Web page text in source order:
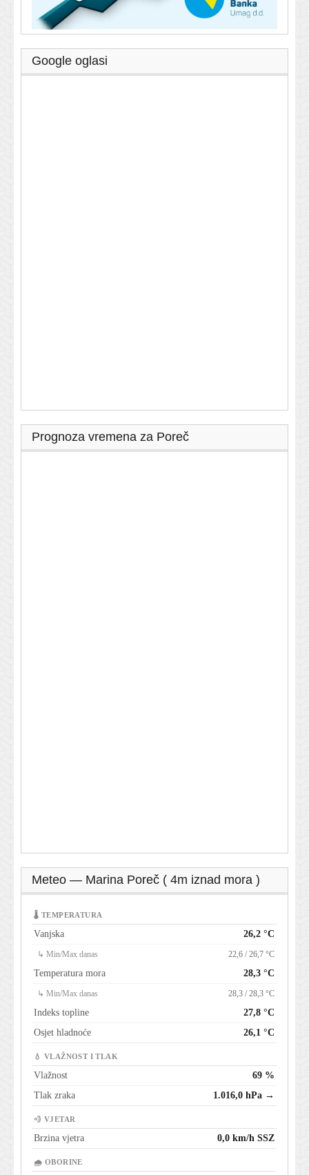
Google oglasi
Prognoza vremena za Poreč
Meteo — Marina Poreč ( 4m iznad mora )
🌡 TEMPERATURA
Vanjska 26,2 °C
↳ Min/Max danas 22,6 / 26,7 °C
Temperatura mora 28,3 °C
↳ Min/Max danas 28,3 / 28,3 °C
Indeks topline
27,8 °C
Osjet hladnoće
26,1 °C
💧 VLAŽNOST I TLAK
Vlažnost
69 %
Tlak zraka
1.016,0 hPa →
💨 VJETAR
Brzina vjetra 0,0 km/h SSZ
🌧 OBORINE